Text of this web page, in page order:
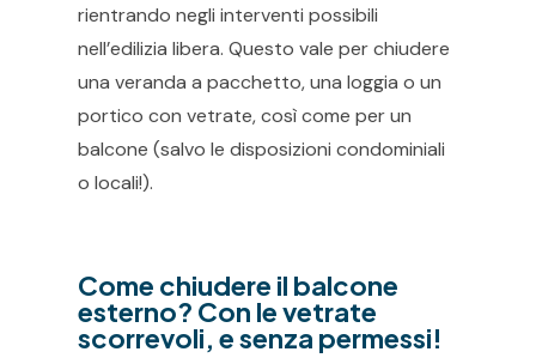
rientrando negli interventi possibili
nell’edilizia libera. Questo vale per chiudere
una veranda a pacchetto, una loggia o un
portico con vetrate, così come per un
balcone (salvo le disposizioni condominiali
o locali!).
Come chiudere il balcone
esterno? Con le vetrate
scorrevoli, e senza permessi!